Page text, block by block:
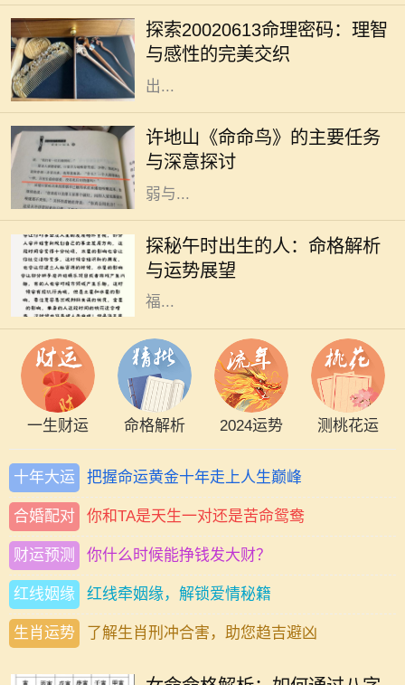
探索20020613命理密码：理智
与感性的完美交织
人们提供了一种解读自身性格与命运
的方式。在这其中，出生日期的解读
是一个重要的环节。2002年6月13日
出...
许地山《命命鸟》的主要任务
与深意探讨
许地山是一位杰出的作家，他的作品
深深影响了中国现代文学。其中，
《命命鸟》是一部引人注目的小说，
生动展示了人性、命运以及生命的脆
弱与...
探秘午时出生的人：命格解析
与运势展望
在中国传统命理学中，出生时辰对一
个人的性格、命运有着重要的影响。
其中，午时（中午11点到1点）出生
的人，因其时辰的特殊性，常被视作
福...
一生财运 命格解析 2024运势 测桃花运
十年大运 把握命运黄金十年走上人生巅峰
合婚配对 你和TA是天生一对还是苦命鸳鸯
财运预测 你什么时候能挣钱发大财？
红线姻缘 红线牵姻缘，解锁爱情秘籍
生肖运势 了解生肖刑冲合害，助您趋吉避凶
在中国传统文化中，命理学是一门古